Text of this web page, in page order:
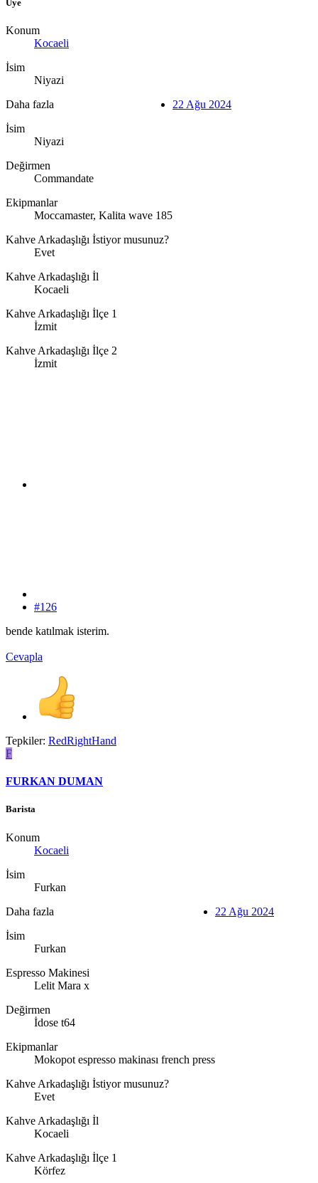
Üye
Konum
Kocaeli
İsim
Niyazi
Daha fazla
İsim
Niyazi
Değirmen
Commandate
Ekipmanlar
Moccamaster, Kalita wave 185
Kahve Arkadaşlığı İstiyor musunuz?
Evet
Kahve Arkadaşlığı İl
Kocaeli
Kahve Arkadaşlığı İlçe 1
İzmit
Kahve Arkadaşlığı İlçe 2
İzmit
22 Ağu 2024
#126
bende katılmak isterim.
Cevapla
Tepkiler: RedRightHand
F
FURKAN DUMAN
Barista
Konum
Kocaeli
İsim
Furkan
Daha fazla
İsim
Furkan
Espresso Makinesi
Lelit Mara x
Değirmen
İdose t64
Ekipmanlar
Mokopot espresso makinası french press
Kahve Arkadaşlığı İstiyor musunuz?
Evet
Kahve Arkadaşlığı İl
Kocaeli
Kahve Arkadaşlığı İlçe 1
Körfez
22 Ağu 2024